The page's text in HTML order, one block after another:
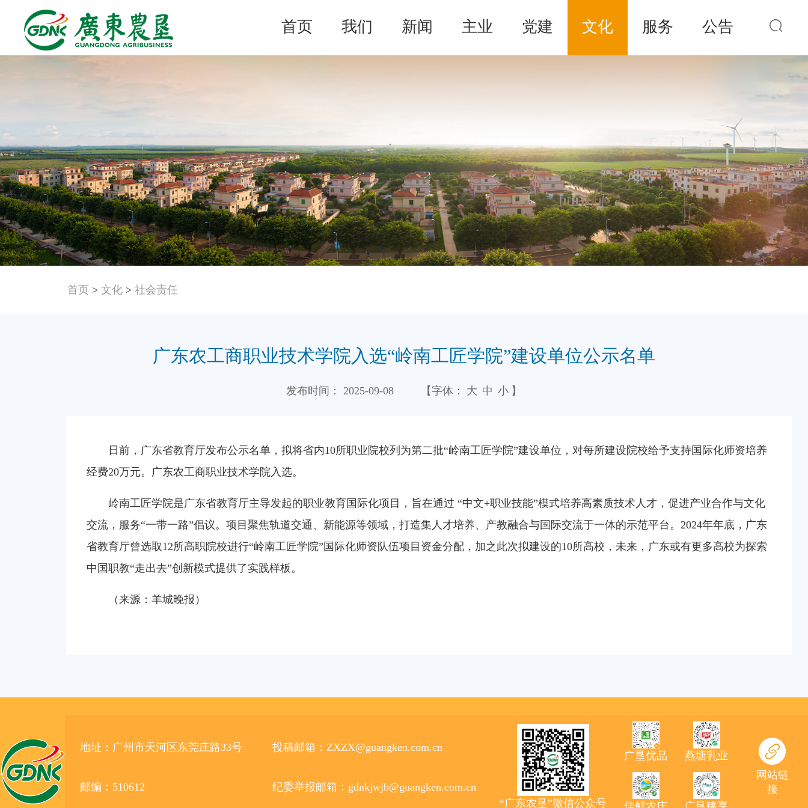
首页 我们 新闻 主业 党建 文化 服务 公告
首页 > 文化 > 社会责任
广东农工商职业技术学院入选“岭南工匠学院”建设单位公示名单
发布时间： 2025-09-08 【字体： 大 中 小 】
日前，广东省教育厅发布公示名单，拟将省内10所职业院校列为第二批“岭南工匠学院”建设单位，对每所建设院校给予支持国际化师资培养
经费20万元。广东农工商职业技术学院入选。
岭南工匠学院是广东省教育厅主导发起的职业教育国际化项目，旨在通过 “中文+职业技能”模式培养高素质技术人才，促进产业合作与文化
交流，服务“一带一路”倡议。项目聚焦轨道交通、新能源等领域，打造集人才培养、产教融合与国际交流于一体的示范平台。2024年年底，广东
省教育厅曾选取12所高职院校进行“岭南工匠学院”国际化师资队伍项目资金分配，加之此次拟建设的10所高校，未来，广东或有更多高校为探索
中国职教“走出去”创新模式提供了实践样板。
（来源：羊城晚报）
地址：广州市天河区东莞庄路33号
邮编：510612
投稿邮箱：ZXZX@guangken.com.cn
纪委举报邮箱：gdnkjwjb@guangken.com.cn
“广东农垦”微信公众号
广垦优品 燕塘乳业
网站链
接